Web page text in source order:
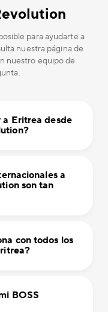
para ayudarte a
nuestra página de
nuestro equipo de
a Eritrea desde
a
son tan
con todos los
BOSS